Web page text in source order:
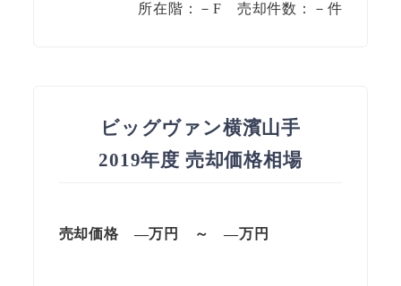
所在階：－F 売却件数：－件
ビッグヴァン横濱山手
2019年度 売却価格相場
売却価格 —万円 ～—万円